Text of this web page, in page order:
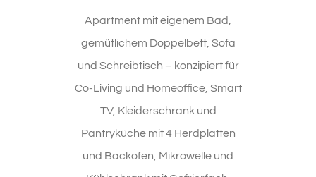
Apartment mit eigenem Bad,
gemütlichem Doppelbett, Sofa
und Schreibtisch – konzipiert für
Co-Living und Homeoffice, Smart
TV, Kleiderschrank und
Pantryküche mit 4 Herdplatten
und Backofen, Mikrowelle und